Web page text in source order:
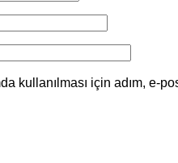
kullanılması için adım, e-